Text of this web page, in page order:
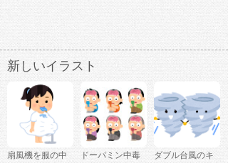
新しいイラスト
扇風機を服の中
ドーパミン中毒
ダブル台風のキ